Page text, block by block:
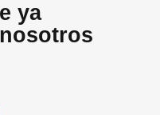
ya